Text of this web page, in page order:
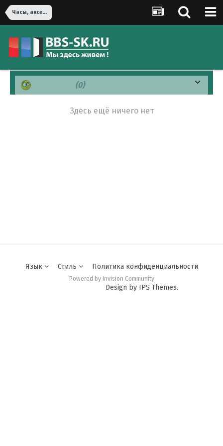
Часы, аксессуары и ювелирные изделия
(0)
Здесь ещё ничего нет
Язык Стиль Политика конфиденциальности
Powered by Invision Community
Design by IPS Themes.